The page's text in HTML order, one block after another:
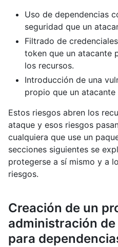
Uso de dependencias
seguridad que un
Filtrado de
token que un atacante
los recursos.
Introducción de una
propio que un
Estos riesgos abren los
ataque y esos riesgos
cualquiera que use un
secciones siguientes se
protegerse a sí mismo y a
riesgos.
Creación de un
administración
para